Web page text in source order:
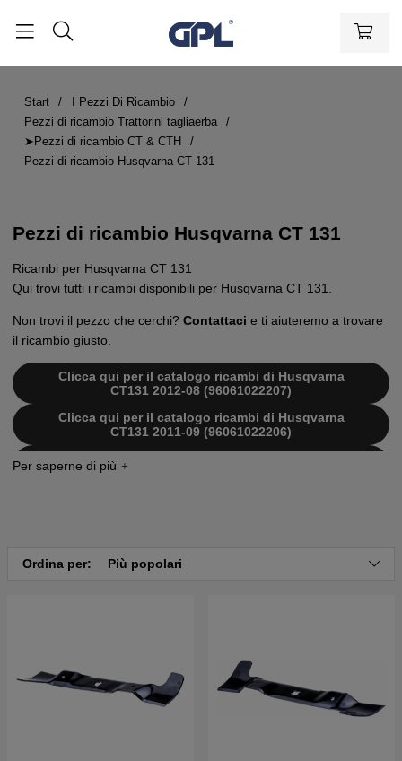
Start
I Pezzi Di Ricambio
Pezzi di ricambio Trattorini tagliaerba
➤Pezzi di ricambio CT & CTH
Pezzi di ricambio Husqvarna CT 131
Pezzi di ricambio Husqvarna CT 131
Ricambi per Husqvarna CT 131
Qui trovi tutti i ricambi disponibili per Husqvarna CT 131.
Non trovi il pezzo che cerchi? Contattaci e ti aiuteremo a trovare
il ricambio giusto.
Clicca qui per il catalogo ricambi di Husqvarna
CT131 2012-08 (96061022207)
Clicca qui per il catalogo ricambi di Husqvarna
CT131 2011-09 (96061022206)
Clicca qui per il catalogo ricambi di Husqvarna
CT131 2010-11 (96061022205)
CT131 2010-02 (96061030300)
Clicca qui per il catalogo ricambi di Husqvarna
CT131 2008-06 (96061022201)
Clicca qui per il catalogo ricambi di Husqvarna
Ordina per: Più popolari